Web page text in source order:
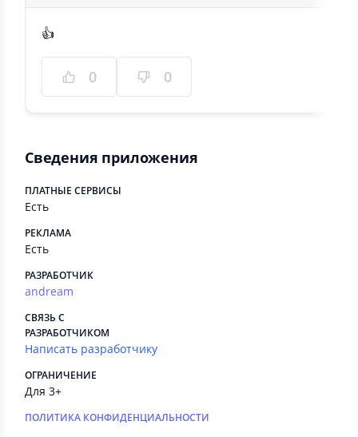
👍
0 0
Сведения приложения
ПЛАТНЫЕ СЕРВИСЫ
Есть
РЕКЛАМА
Есть
РАЗРАБОТЧИК
andream
СВЯЗЬ С
РАЗРАБОТЧИКОМ
Написать разработчику
ОГРАНИЧЕНИЕ
Для 3+
ПОЛИТИКА КОНФИДЕНЦИАЛЬНОСТИ